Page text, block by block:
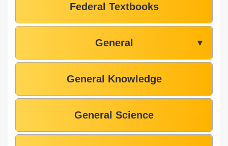
Federal Textbooks
General ▼
General Knowledge
General Science